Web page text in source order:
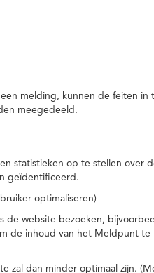
melding, kunnen de feiten in
meegedeeld.
statistieken op te stellen over
geïdentificeerd.
optimaliseren)
de website bezoeken,
de inhoud van het Meldpunt te
zal dan minder optimaal zijn.